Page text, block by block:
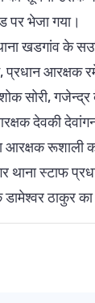
पर भेजा गया।
थाना खडगांव के
आरक्षक
सोरी,
देवकी
रूशाली
थाना स्टाफ
ठाकुर का